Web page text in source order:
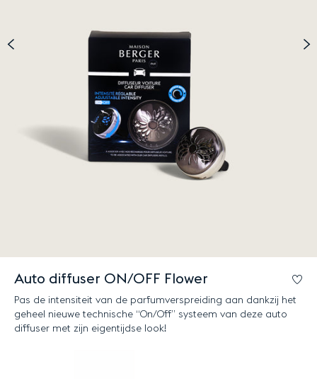
Auto diffuser ON/OFF Flower
Pas de intensiteit van de parfumverspreiding aan dankzij het
geheel nieuwe technische “On/Off” systeem van deze auto
diffuser met zijn eigentijdse look!